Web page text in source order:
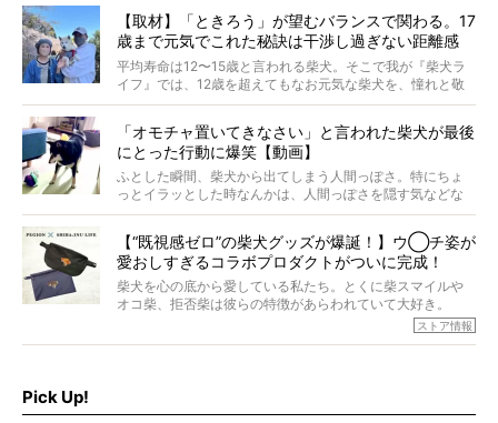
【取材】「ときろう」が望むバランスで関わる。17
歳まで元気でこれた秘訣は干渉し過ぎない距離感
#38ときろう
平均寿命は12〜15歳と言われる柴犬。そこで我が『柴犬ラ
イフ』では、12歳を超えてもなお元気な柴犬を、憧れと敬
意を込めて“レジェンド柴”と呼んでいます。 この特集で
ォーカスし、その元気の秘訣や、老犬と暮らすうえで大切
だと思うことを、オーナーさんに語っていただきます。今
回登場してくれたのは、17歳のときろうくん。小さい頃か
ら食が細かったため、何でも食べさせてきたということで
「オモチャ置いてきなさい」と言われた柴犬が最後
にとった行動に爆笑【動画】
ふとした瞬間、柴犬から出てしまう人間っぽさ。特にちょ
っとイラッとした時なんかは、人間っぽさを隠す気などな
いように見えます。もしかして本当の本当は、中身は人間
【“既視感ゼロ”の柴犬グッズが爆誕！】ウ◯チ姿が
愛おしすぎるコラボプロダクトがついに完成！
柴犬を心の底から愛している私たち。とくに柴スマイルや
オコ柴、拒否柴は彼らの特徴があらわれていて大好き。
でもちょっと待て…もうひとつ、忘れてはならない愛おしい
シーンがあったぞ。それは、背中を丸めて“ウンチなう”の姿
ストア情報
Pick Up!